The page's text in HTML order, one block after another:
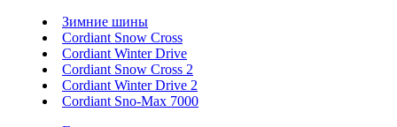
Зимние шины
Cordiant Snow Cross
Cordiant Winter Drive
Cordiant Snow Cross 2
Cordiant Winter Drive 2
Cordiant Sno-Max 7000